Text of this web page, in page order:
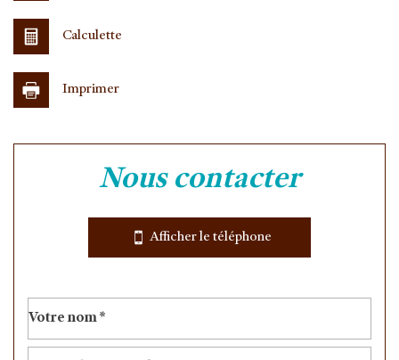
École maternelle
Bureau de poste
Calculette
Imprimer
nous contacter
Afficher le téléphone